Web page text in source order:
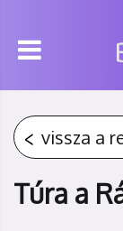
vissza a
Túra a